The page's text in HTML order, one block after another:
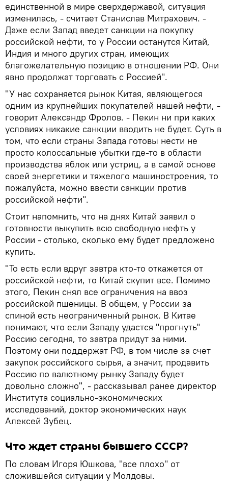
единственной в мире сверхдержавой, ситуация
изменилась, - считает Станислав Митрахович. -
Даже если Запад введет санкции на покупку
российской нефти, то у России останутся Китай,
Индия и много других стран, имеющих
благожелательную позицию в отношении РФ. Они
явно продолжат торговать с Россией".
"У нас сохраняется рынок Китая, являющегося
одним из крупнейших покупателей нашей нефти, -
говорит Александр Фролов. - Пекин ни при каких
условиях никакие санкции вводить не будет. Суть в
том, что если страны Запада готовы нести не
просто колоссальные убытки где-то в области
производства яблок или устриц, а в самой основе
своей энергетики и тяжелого машиностроения, то
пожалуйста, можно ввести санкции против
российской нефти".
Стоит напомнить, что на днях Китай заявил о
готовности выкупить всю свободную нефть у
России - столько, сколько ему будет предложено
купить.
"То есть если вдруг завтра кто-то откажется от
российской нефти, то Китай скупит все. Помимо
этого, Пекин снял все ограничения на ввоз
российской пшеницы. В общем, у России за
спиной есть неограниченный рынок. В Китае
понимают, что если Западу удастся "прогнуть"
Россию сегодня, то завтра придут за ними.
Поэтому они поддержат РФ, в том числе за счет
закупок российского сырья, а значит, продавить
Россию по валютному рынку Западу будет
довольно сложно", - рассказывал ранее директор
Института социально-экономических
исследований, доктор экономических наук
Алексей Зубец.
Что ждет страны бывшего СССР?
По словам Игоря Юшкова, "все плохо" от
сложившейся ситуации у Молдовы.